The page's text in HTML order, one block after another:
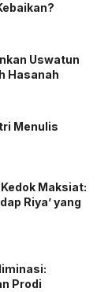
Uswatun
Hasanah
Menulis
Maksiat:
Riya’ yang
Prodi